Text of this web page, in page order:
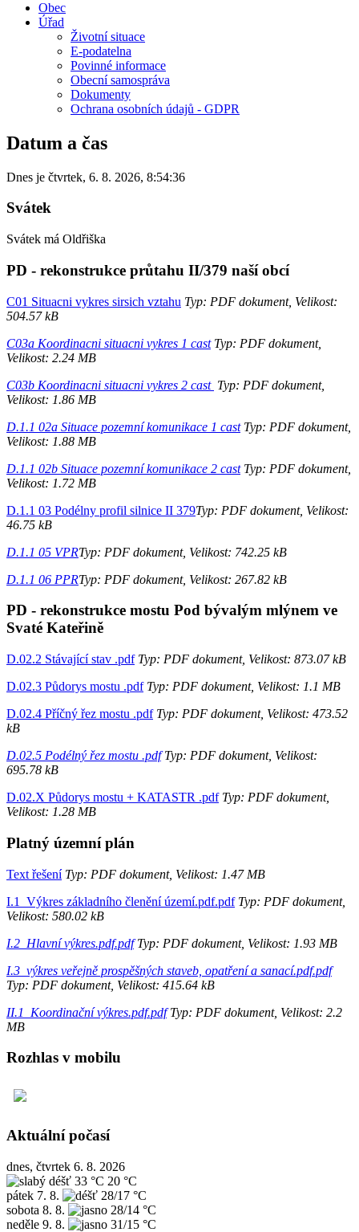
Obec
Úřad
Životní situace
E-podatelna
Povinné informace
Obecní samospráva
Dokumenty
Ochrana osobních údajů - GDPR
Datum a čas
Dnes je čtvrtek, 6. 8. 2026, 8:54:36
Svátek
Svátek má Oldřiška
PD - rekonstrukce průtahu II/379 naší obcí
C01 Situacni vykres sirsich vztahu Typ: PDF dokument, Velikost:
504.57 kB
C03a Koordinacni situacni vykres 1 castTyp: PDF dokument,
Velikost: 2.24 MB
C03b Koordinacni situacni vykres 2 cast Typ: PDF dokument,
Velikost: 1.86 MB
D.1.1 02a Situace pozemní komunikace 1 castTyp: PDF dokument,
Velikost: 1.88 MB
D.1.1 02b Situace pozemní komunikace 2 castTyp: PDF dokument,
Velikost: 1.72 MB
D.1.1 03 Podélny profil silnice II 379Typ: PDF dokument, Velikost:
46.75 kB
D.1.1 05 VPRTyp: PDF dokument, Velikost: 742.25 kB
D.1.1 06 PPRTyp: PDF dokument, Velikost: 267.82 kB
PD - rekonstrukce mostu Pod bývalým mlýnem ve
Svaté Kateřině
D.02.2 Stávající stav .pdfTyp: PDF dokument, Velikost: 873.07 kB
D.02.3 Půdorys mostu .pdfTyp: PDF dokument, Velikost: 1.1 MB
D.02.4 Příčný řez mostu .pdfTyp: PDF dokument, Velikost: 473.52
kB
D.02.5 Podélný řez mostu .pdfTyp: PDF dokument, Velikost:
695.78 kB
D.02.X Půdorys mostu + KATASTR .pdfTyp: PDF dokument,
Velikost: 1.28 MB
Platný územní plán
Text řešeníTyp: PDF dokument, Velikost: 1.47 MB
I.1_Výkres základního členění území.pdf.pdfTyp: PDF dokument,
Velikost: 580.02 kB
I.2_Hlavní výkres.pdf.pdfTyp: PDF dokument, Velikost: 1.93 MB
I.3_výkres veřejně prospěšných staveb, opatření a sanací.pdf.pdf
Typ: PDF dokument, Velikost: 415.64 kB
II.1_Koordinační výkres.pdf.pdfTyp: PDF dokument, Velikost: 2.2
MB
Rozhlas v mobilu
Aktuální počasí
dnes, čtvrtek 6. 8. 2026
33 °C 20 °C
pátek 7. 8.
28/17 °C
sobota 8. 8.
28/14 °C
neděle 9. 8. 31/15 °C